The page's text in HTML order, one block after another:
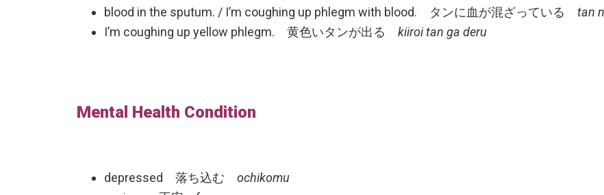
blood in the sputum. / I’m coughing up phlegm with blood. タンに血が混ざっている tan
I’m coughing up yellow phlegm. 黄色いタンが出る kiiroi tan ga deru
Mental Health Condition
depressed 落ち込む ochikomu